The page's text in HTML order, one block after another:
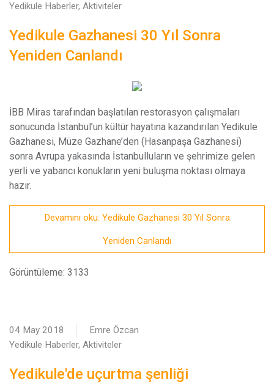
Yedikule Haberler, Aktiviteler
Yedikule Gazhanesi 30 Yıl Sonra
Yeniden Canlandı
İBB Miras tarafından başlatılan restorasyon çalışmaları
sonucunda İstanbul’un kültür hayatına kazandırılan Yedikule
Gazhanesi, Müze Gazhane’den (Hasanpaşa Gazhanesi)
sonra Avrupa yakasında İstanbulluların ve şehrimize gelen
yerli ve yabancı konukların yeni buluşma noktası olmaya
hazır.
Devamını oku: Yedikule Gazhanesi 30 Yıl Sonra
Yeniden Canlandı
Görüntüleme: 3133
04 May 2018
Emre Özcan
Yedikule Haberler, Aktiviteler
Yedikule'de uçurtma şenliği